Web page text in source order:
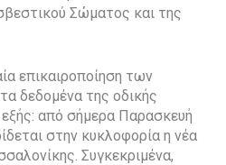
Σώματος και της
επικαιροποίηση των
δεδομένα της οδικής
από σήμερα Παρασκευή
στην κυκλοφορία η νέα
Συγκεκριμένα,